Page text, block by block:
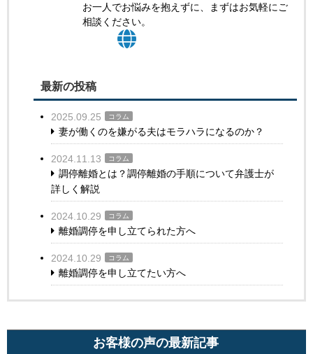
お一人でお悩みを抱えずに、まずはお気軽にご
相談ください。
最新の投稿
2025.09.25 コラム
妻が働くのを嫌がる夫はモラハラになるのか？
2024.11.13 コラム
調停離婚とは？調停離婚の手順について弁護士が
詳しく解説
2024.10.29 コラム
離婚調停を申し立てられた方へ
2024.10.29 コラム
離婚調停を申し立てたい方へ
お客様の声の最新記事